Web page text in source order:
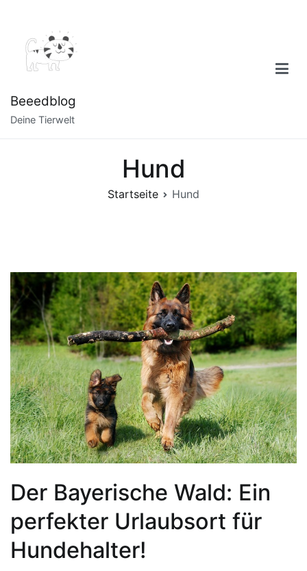
springen
Beeedblog
Deine Tierwelt
Hund
Startseite Hund
Der Bayerische Wald: Ein
perfekter Urlaubsort für
Hundehalter!